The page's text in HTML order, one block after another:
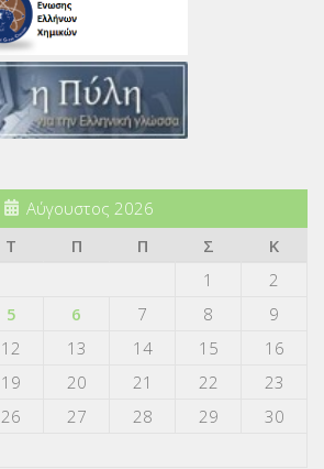
Αύγουστος 2026
Τ Π Π Σ
Κ
1
2
5 6 7 8
9
12 13 14 15
16
19 20 21 22
23
26 27 28 29
30